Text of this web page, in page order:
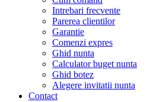
Intrebari frecvente
Parerea clientilor
Garantie
Comenzi expres
Ghid nunta
Calculator buget nunta
Ghid botez
Alegere invitatii nunta
Contact